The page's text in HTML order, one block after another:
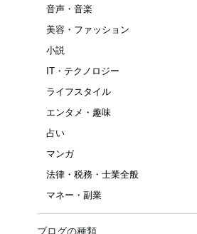
音声・音楽
美容・ファッション
小説
IT・テクノロジー
ライフスタイル
エンタメ・趣味
占い
マンガ
法律・税務・士業全般
マネー・副業
ブログの種類